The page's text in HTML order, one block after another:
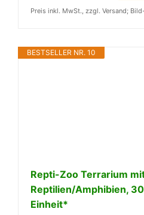
Preis inkl. MwSt., zzgl. Versand;
BESTSELLER NR. 10
Repti-Zoo Terrarium
Reptilien/Amphibien,
Einheit*